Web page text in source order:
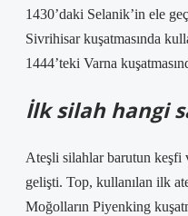
1430’daki Selanik’in ele
Sivrihisar kuşatmasında
1444’teki Varna
İlk silah hangi
Ateşli silahlar barutun keşfi
gelişti. Top, kullanılan ilk
Moğolların Piyenking